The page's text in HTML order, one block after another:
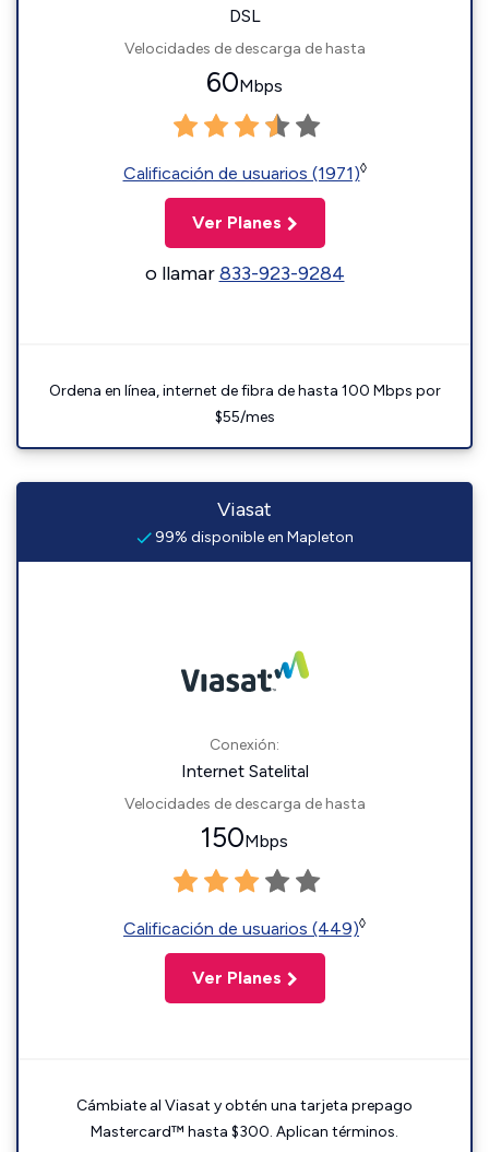
DSL
Velocidades de descarga de hasta
60Mbps
Calificación de usuarios (1971)◊
Ver Planes
o llamar833-923-9284
Ordena en línea, internet de fibra de hasta 100 Mbps por
$55/mes
Viasat
99% disponible en Mapleton
Conexión:
Internet Satelital
Velocidades de descarga de hasta
150Mbps
Calificación de usuarios (449)◊
Ver Planes
Cámbiate al Viasat y obtén una tarjeta prepago
Mastercard™ hasta $300. Aplican términos.